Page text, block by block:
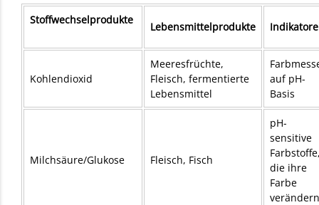
Stoffwechselprodukte
Lebensmittelprodukte
Kohlendioxid
Meeresfrüchte,
Fleisch, fermentierte
Lebensmittel
auf pH-
Basis
Milchsäure/Glukose Fleisch, Fisch
pH-
sensitive
die ihre
Farbe
verändern